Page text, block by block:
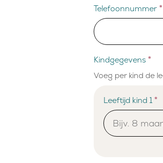
Telefoonnummer *
Kindgegevens *
Voeg per kind de
Leeftijd kind 1 *